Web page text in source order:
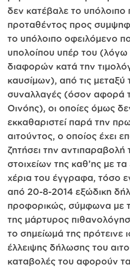
δεν κατέβαλε το
προταθέντος προς
το υπόλοιπο οφειλόμενο
υπολοίπου υπέρ του (λόγω
διαφορών κατά την
καυσίμων), από τις μεταξύ
συναλλαγές (όσον αφορά
Οινόης), οι οποίες όμως
εκκαθαριστεί παρά την
αιτούντος, ο οποίος έχει
ζητήσει την
στοιχείων της καθ’ης με
χέρια του έγγραφα, τόσο
από 20-8-2014 εξώδικη
προφορικώς, σύμφωνα με
της μάρτυρος
το σημείωμά της πρότεινε
έλλειψης δήλωσης του
καταβολές του αφορούν τα